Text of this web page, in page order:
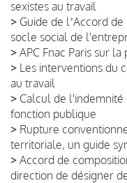
sexistes au travail
> Guide de lʼAccord
socle social de
> APC Fnac Paris sur
> Les interventions du
au travail
> Calcul de
fonction publique
> Rupture
territoriale, un guide
> Accord de
direction de désigner